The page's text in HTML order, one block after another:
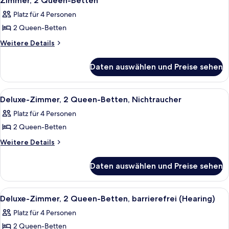
Fotos
für
Zimmer,
2 Queen-
Platz für 4 Personen
2 Queen-Betten
Weitere Details
Weitere
2 Queen-
Betten
Daten auswählen und Preise sehen
Alle
Fotos
für
Deluxe-
Zimmer,
Nichtraucher
anzeigen
Ein Zimmer mit einem Holfschrank,
4
Deluxe-Zimmer, 2 Queen-Betten, Nichtraucher
Platz für 4 Personen
2 Queen-Betten
Weitere Details
Weitere
Zimmer,
2 Queen-
Betten,
Daten auswählen und Preise sehen
Alle
Fotos
für
Ein Zimmer mit einem Holfschrank,
4
Deluxe-Zimmer, 2 Queen-Betten, barrierefrei (Hearing)
Platz für 4 Personen
2 Queen-Betten